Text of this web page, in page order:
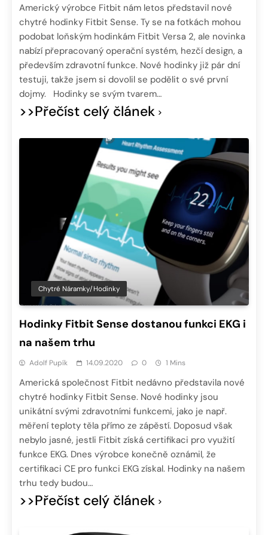
Americký výrobce Fitbit nám letos představil nové
chytré hodinky Fitbit Sense. Ty se na fotkách mohou
podobat loňským hodinkám Fitbit Versa 2, ale novinka
nabízí přepracovaný operační systém, hezčí design, a
především zdravotní funkce. Nové hodinky již pár dní
testuji, takže jsem si dovolil se podělit o své první
dojmy. Hodinky se svým tvarem…
>>Přečíst celý článek
Chytré Náramky/hodinky
Hodinky Fitbit Sense dostanou funkci EKG i
na našem trhu
Adolf Pupík 14.09.2020 0 1 Mins
Americká společnost Fitbit nedávno představila nové
chytré hodinky Fitbit Sense. Nové hodinky jsou
unikátní svými zdravotními funkcemi, jako je např.
měření teploty těla přímo ze zápěstí. Doposud však
nebylo jasné, jestli Fitbit získá certifikaci pro využití
funkce EKG. Dnes výrobce konečně oznámil, že
certifikaci CE pro funkci EKG získal. Hodinky na našem
trhu tedy budou…
>>Přečíst celý článek